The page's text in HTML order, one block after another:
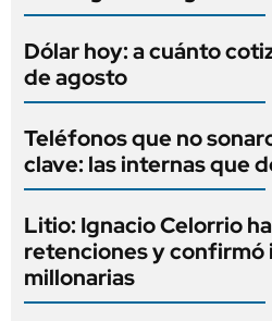
Dólar hoy: a cuánto
de agosto
Teléfonos que no
clave: las internas que
Litio: Ignacio Celorrio
retenciones y confirmó
millonarias